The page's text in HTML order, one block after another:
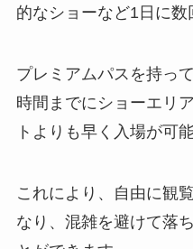
的なショーなど1日に数
プレミアムパスを持っ
時間までにショーエリ
トよりも早く入場が可能
これにより、自由に観
なり、混雑を避けて落